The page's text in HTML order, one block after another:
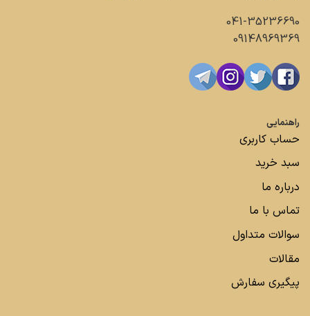
041-35236690
09148969369
راهنمایی
حساب کاربری
سبد خرید
درباره ما
تماس با ما
سوالات متداول
مقالات
پیگیری سفارش